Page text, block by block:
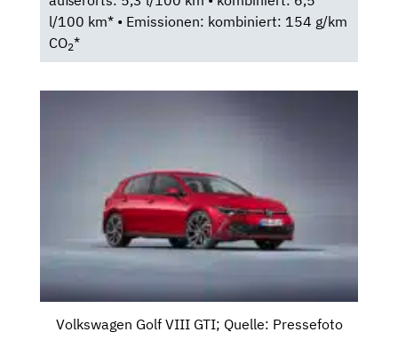
l/100 km* • Emissionen: kombiniert: 154 g/km
CO2*
Volkswagen Golf VIII GTI; Quelle: Pressefoto